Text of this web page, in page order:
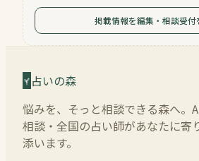
掲載情報を編集・相談受付
占いの森
悩みを、そっと相談できる森へ。
相談・全国の占い師があなたに寄
添います。